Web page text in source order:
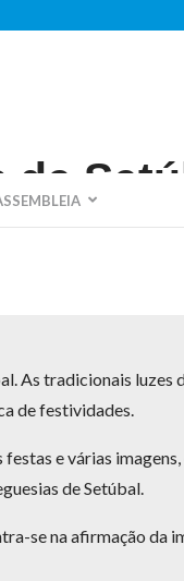
As tradicionais
de festividades.
e várias
de Setúbal.
se na afirmação da